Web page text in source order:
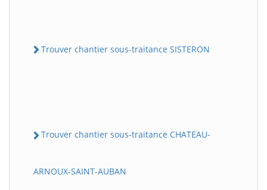
Trouver chantier sous-traitance SISTERON
Trouver chantier sous-traitance CHATEAU-
ARNOUX-SAINT-AUBAN